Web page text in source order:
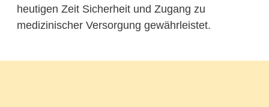
heutigen Zeit Sicherheit und Zugang zu
medizinischer Versorgung gewährleistet.